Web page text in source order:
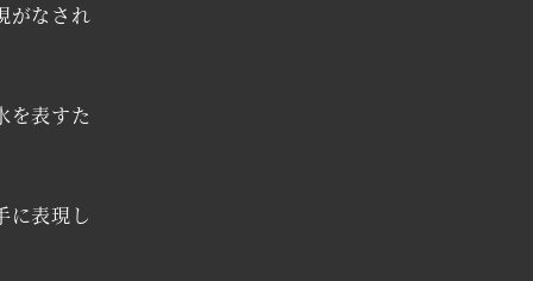
がなされ
を表すた
に表現し